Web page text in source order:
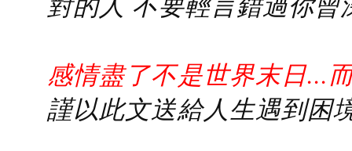
感情盡了不是世界末日...
謹以此文送給人生遇到困